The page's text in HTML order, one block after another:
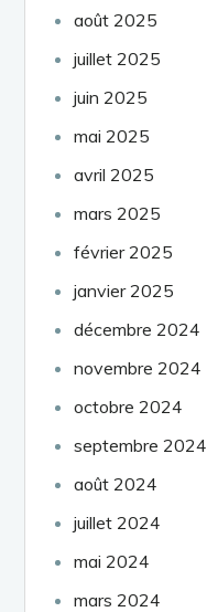
août 2025
juillet 2025
juin 2025
mai 2025
avril 2025
mars 2025
février 2025
janvier 2025
décembre 2024
novembre 2024
octobre 2024
septembre 2024
août 2024
juillet 2024
mai 2024
mars 2024